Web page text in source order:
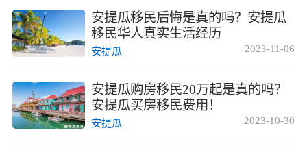
安提瓜移民后悔是真的吗？安提瓜
移民华人真实生活经历
2023-11-06
安提瓜
安提瓜购房移民20万起是真的吗？
安提瓜买房移民费用！
2023-10-30
安提瓜